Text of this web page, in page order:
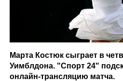
Марта Костюк сыграет в
Уимблдона. "Спорт 24"
онлайн-трансляцию матча.